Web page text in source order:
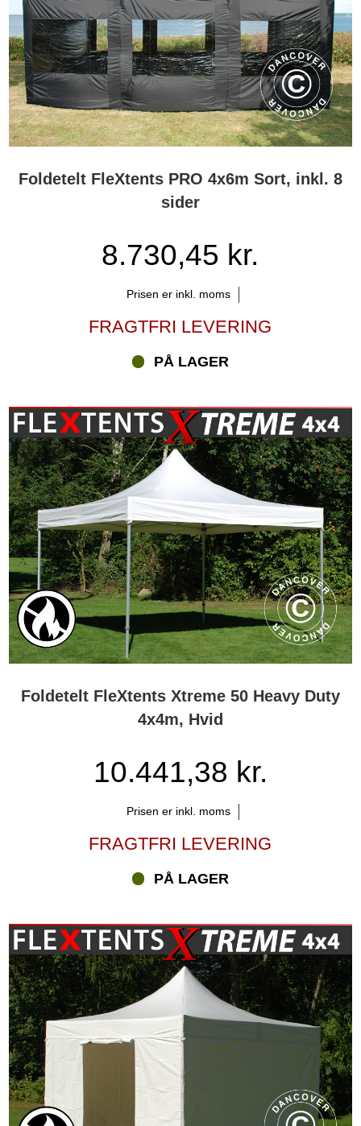
Foldetelt FleXtents PRO 4x6m Sort, inkl. 8
sider
8.730,45 kr.
Prisen er inkl. moms
FRAGTFRI LEVERING
PÅ LAGER
Foldetelt FleXtents Xtreme 50 Heavy Duty
4x4m, Hvid
10.441,38 kr.
Prisen er inkl. moms
FRAGTFRI LEVERING
PÅ LAGER